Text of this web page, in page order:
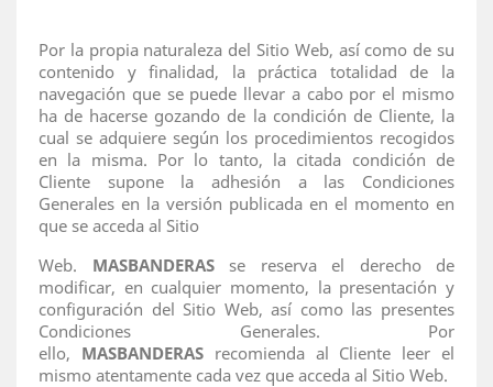
Por la propia naturaleza del Sitio Web, así como de su
contenido y finalidad, la práctica totalidad de la
navegación que se puede llevar a cabo por el mismo
ha de hacerse gozando de la condición de Cliente, la
cual se adquiere según los procedimientos recogidos
en la misma. Por lo tanto, la citada condición de
Cliente supone la adhesión a las Condiciones
Generales en la versión publicada en el momento en
que se acceda al Sitio
Web. MASBANDERAS se reserva el derecho de
modificar, en cualquier momento, la presentación y
configuración del Sitio Web, así como las presentes
Condiciones Generales. Por
ello, MASBANDERASrecomienda al Cliente leer el
mismo atentamente cada vez que acceda al Sitio Web.